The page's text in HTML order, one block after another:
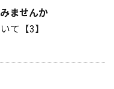
ませんか
て【3】